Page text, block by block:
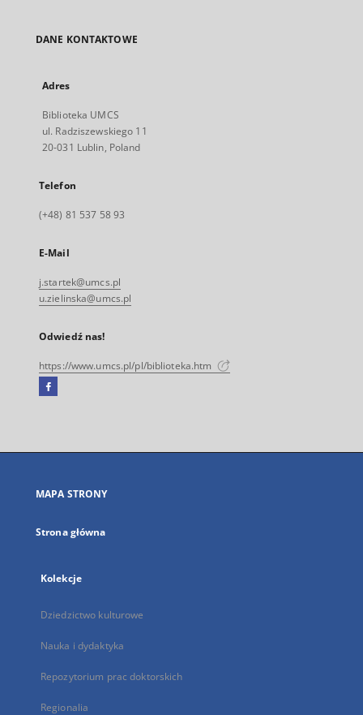
DANE KONTAKTOWE
Adres
Biblioteka UMCS
ul. Radziszewskiego 11
20-031 Lublin, Poland
Telefon
(+48) 81 537 58 93
E-Mail
j.startek@umcs.pl
u.zielinska@umcs.pl
Odwiedź nas!
https://www.umcs.pl/pl/biblioteka.htm
Facebook
się
karcie
MAPA STRONY
Strona główna
Kolekcje
Dziedzictwo kulturowe
Nauka i dydaktyka
Repozytorium prac doktorskich
Regionalia